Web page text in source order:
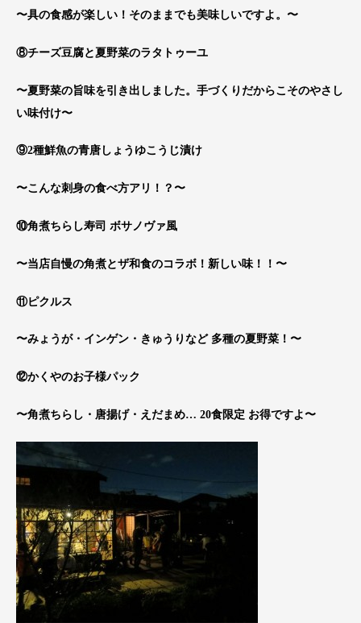
〜具の食感が楽しい！そのままでも美味しいですよ。〜
⑧チーズ豆腐と夏野菜のラタトゥーユ
〜夏野菜の旨味を引き出しました。手づくりだからこそのやさし
い味付け〜
⑨2種鮮魚の青唐しょうゆこうじ漬け
〜こんな刺身の食べ方アリ！？〜
⑩角煮ちらし寿司 ボサノヴァ風
〜当店自慢の角煮とザ和食のコラボ！新しい味！！〜
⑪ピクルス
〜みょうが・インゲン・きゅうりなど 多種の夏野菜！〜
⑫かくやのお子様パック
〜角煮ちらし・唐揚げ・えだまめ… 20食限定 お得ですよ〜